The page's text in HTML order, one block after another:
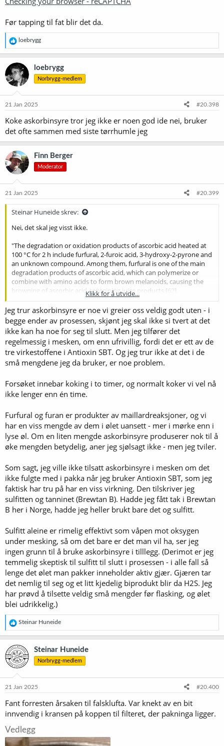
Før tapping til fat blir det da.
R
e
a
k
s
j
o
e
:
loebrygg
loebrygg
Norbrygg-medlem
21 Jan 2025 #20.398
Koke askorbinsyre tror jeg ikke er noen god ide nei, bruker
det ofte sammen med siste tørrhumle jeg
Finn Berger
Moderator
21 Jan 2025 #20.399
Steinar Huneide skrev:
Nei, det skal jeg visst ikke.
"The degradation or oxidation products of ascorbic acid heated at
100 °C for 2 h include furfural, 2-furoic acid, 3-hydroxy-2-pyrone and
an unknown compound. Among them, furfural is one of the main
degradation products of ascorbic acid, which can polymerize or
combine with amino acids to form brown melanoids, causing the
browning of ascorbic acid-containing juice products [62].
Furthermore, thermally oxidized ascorbic acid was identified as a
potential precursor of furan; it is a possible carcinogen usually
produced in some heated food products [71]."
Checking your browser - reCAPTCHA
Før tapping til fat blir det da.
Klikk for å utvide...
Jeg trur askorbinsyre er noe vi greier oss veldig godt uten - i
begge ender av prosessen, skjønt jeg skal ikke si tvert at det
ikke kan ha noe for seg til slutt. Men jeg tilfører det
regelmessig i mesken, om enn ufrivillig, fordi det er ett av de
tre virkestoffene i Antioxin SBT. Og jeg trur ikke at det i de
små mengdene jeg da bruker, er noe problem.
Forsøket innebar koking i to timer, og normalt koker vi vel nå
ikke lenger enn én time.
Furfural og furan er produkter av maillardreaksjoner, og vi
har en viss mengde av dem i ølet uansett - mer i mørke enn i
lyse øl. Om en liten mengde askorbinsyre produserer nok til å
øke mengden betydelig, aner jeg sjølsagt ikke - men jeg tviler.
Som sagt, jeg ville ikke tilsatt askorbinsyre i mesken om det
ikke fulgte med i pakka når jeg bruker Antioxin SBT, som jeg
faktisk har tru på har en viss virkning. Den tilskriver jeg
sulfitten og tanninet (Brewtan B). Hadde jeg fått tak i Brewtan
B her i Norge, hadde jeg heller brukt bare det og sulfitt.
Sulfitt aleine er rimelig effektivt som våpen mot oksygen
under mesking, så om det bare er det man vil ha, ser jeg
ingen grunn til å bruke askorbinsyre i tilllegg. (Derimot er jeg
temmelig skeptisk til sulfitt til slutt i prosessen - i alle fall så
lenge det ølet man pakker inneholder aktiv gjær. Gjæren tar
det nemlig til seg og et litt kjedelig biprodukt blir da H2S. Jeg
har prøvd å tilsette veldig små mengder før flasking, og ølet
blei udrikkelig.)
R
e
a
k
s
j
o
e
:
Steinar Huneide
Steinar Huneide
Norbrygg-medlem
21 Jan 2025 #20.400
Fant forresten årsaken til falsklufta. Var knekt av en bit
innvendig i kransen på koppen til filteret, der pakninga ligger.
Vedlegg